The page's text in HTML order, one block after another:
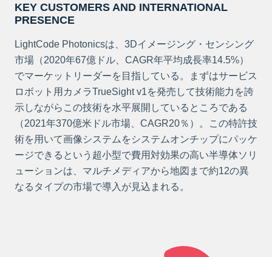
KEY CUSTOMERS AND INTERNATIONAL
PRESENCE
LightCode Photonicsは、3Dイメージング・センシング
市場（2020年67億ドル、CAGR年平均成長率14.5%）
でマーケットリーダーを目指している。まずはサービス
ロボット用カメラTrueSight v1を発売して技術能力を誇
示しながらこの技術を水平展開しているところである
（2021年370億米ドル市場、CAGR20％）。この特許技
術を用いて画像システムをシステムオンチップにパッケ
ージできるという超小型で費用対効果の高い半導体ソリ
ューションは、マルチメディアから地図まで約12の異
なるタイプの市場で導入が見込まれる。